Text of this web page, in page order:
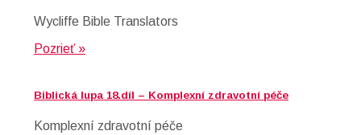
Wycliffe Bible Translators
Pozrieť »
Biblická lupa 18.díl – Komplexní zdravotní péče
Komplexní zdravotní péče